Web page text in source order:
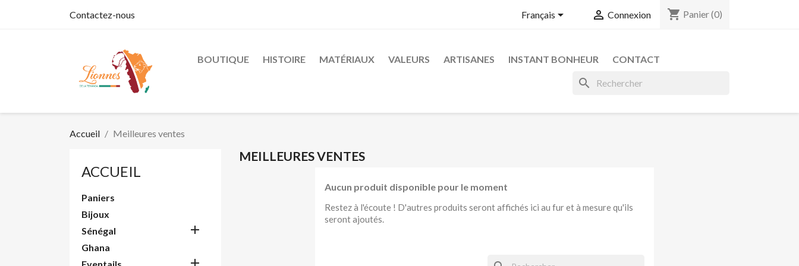
Contactez-nous Français  Connexion shopping_cart Panier(0)
BOUTIQUE HISTOIRE MATÉRIAUX VALEURS ARTISANES INSTANT BONHEUR CONTACT
search
Accueil Meilleures ventes
ACCUEIL
Paniers
Bijoux
Sénégal

Ghana
Eventails

MEILLEURES VENTES
Aucun produit disponible pour le moment
Restez à l'écoute ! D'autres produits seront affichés ici au fur et à mesure qu'ils
seront ajoutés.